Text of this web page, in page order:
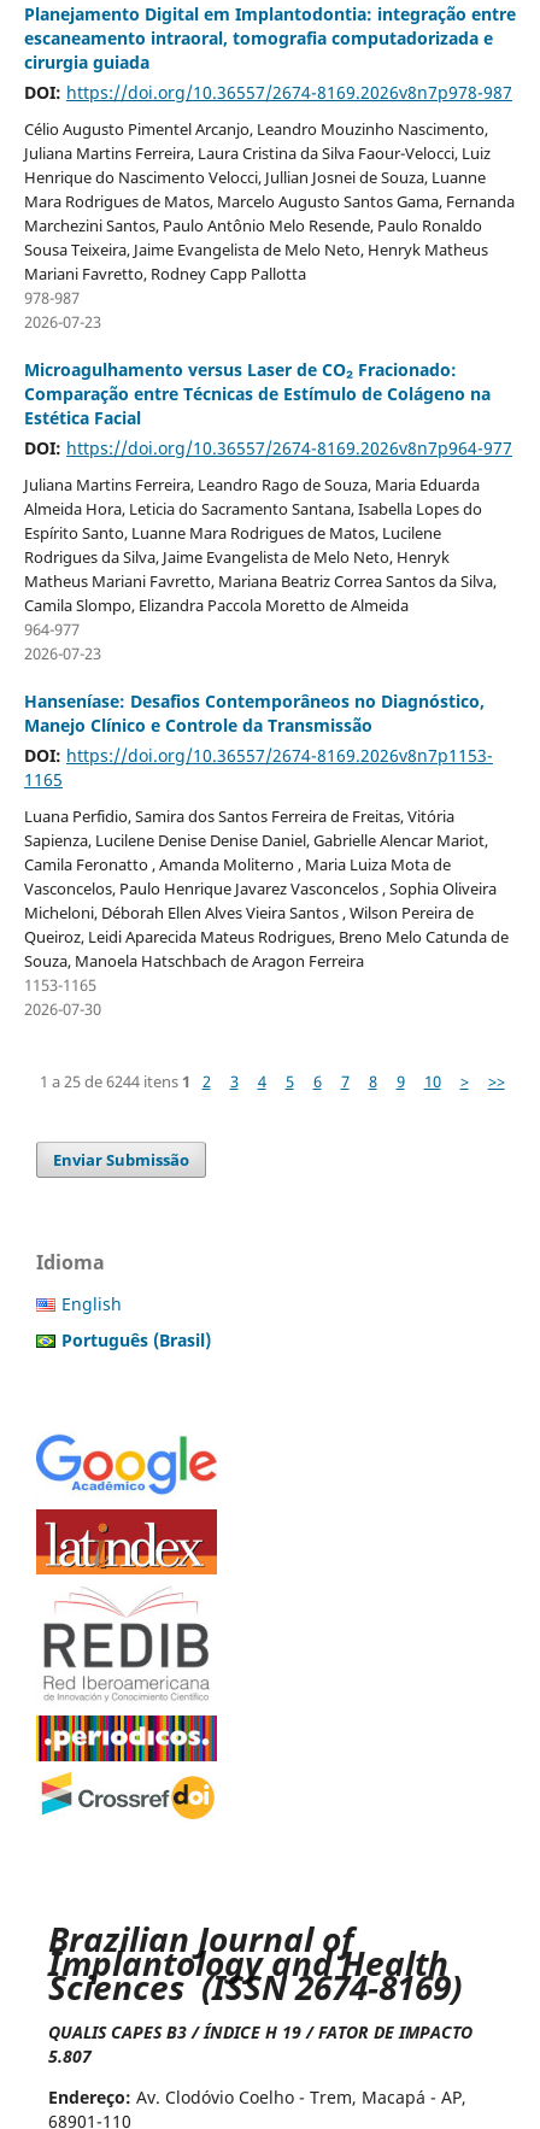
Planejamento Digital em Implantodontia: integração entre
escaneamento intraoral, tomografia computadorizada e
cirurgia guiada
DOI: https://doi.org/10.36557/2674-8169.2026v8n7p978-987
Célio Augusto Pimentel Arcanjo, Leandro Mouzinho Nascimento,
Juliana Martins Ferreira, Laura Cristina da Silva Faour-Velocci, Luiz
Henrique do Nascimento Velocci, Jullian Josnei de Souza, Luanne
Mara Rodrigues de Matos, Marcelo Augusto Santos Gama, Fernanda
Marchezini Santos, Paulo Antônio Melo Resende, Paulo Ronaldo
Sousa Teixeira, Jaime Evangelista de Melo Neto, Henryk Matheus
Mariani Favretto, Rodney Capp Pallotta
978-987
2026-07-23
Microagulhamento versus Laser de CO₂ Fracionado:
Comparação entre Técnicas de Estímulo de Colágeno na
Estética Facial
DOI: https://doi.org/10.36557/2674-8169.2026v8n7p964-977
Juliana Martins Ferreira, Leandro Rago de Souza, Maria Eduarda
Almeida Hora, Leticia do Sacramento Santana, Isabella Lopes do
Espírito Santo, Luanne Mara Rodrigues de Matos, Lucilene
Rodrigues da Silva, Jaime Evangelista de Melo Neto, Henryk
Matheus Mariani Favretto, Mariana Beatriz Correa Santos da Silva,
Camila Slompo, Elizandra Paccola Moretto de Almeida
964-977
2026-07-23
Hanseníase: Desafios Contemporâneos no Diagnóstico,
Manejo Clínico e Controle da Transmissão
DOI: https://doi.org/10.36557/2674-8169.2026v8n7p1153-
1165
Luana Perfidio, Samira dos Santos Ferreira de Freitas, Vitória
Sapienza, Lucilene Denise Denise Daniel, Gabrielle Alencar Mariot,
Camila Feronatto , Amanda Moliterno , Maria Luiza Mota de
Vasconcelos, Paulo Henrique Javarez Vasconcelos , Sophia Oliveira
Micheloni, Déborah Ellen Alves Vieira Santos , Wilson Pereira de
Queiroz, Leidi Aparecida Mateus Rodrigues, Breno Melo Catunda de
Souza, Manoela Hatschbach de Aragon Ferreira
1153-1165
2026-07-30
1 a 25 de 6244 itens 1 2 3 4 5 6 7 8 9 10 > >>
Enviar Submissão
Idioma
English
Português (Brasil)
Brazilian Journal of
Implantology and Health
Sciences (ISSN 2674-8169)
QUALIS CAPES B3 / ÍNDICE H 19 / FATOR DE IMPACTO
5.807
Endereço: Av. Clodóvio Coelho - Trem, Macapá - AP,
68901-110